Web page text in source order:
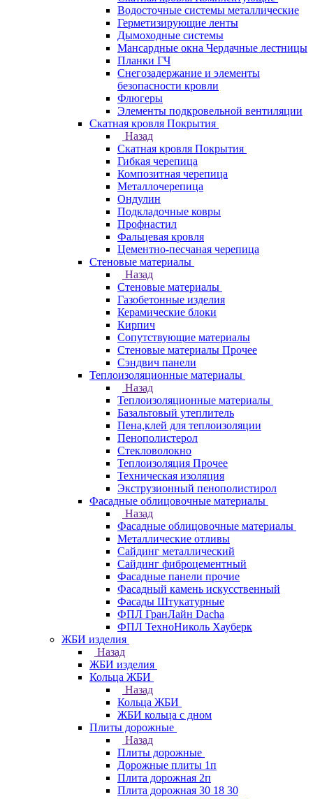
Водосточные системы металлические
Герметизирующие ленты
Дымоходные системы
Мансардные окна Чердачные лестницы
Планки ГЧ
Снегозадержание и элементы
безопасности кровли
Флюгеры
Элементы подкровельной вентиляции
Скатная кровля Покрытия
Назад
Скатная кровля Покрытия
Гибкая черепица
Композитная черепица
Металлочерепица
Ондулин
Подкладочные ковры
Профнастил
Фальцевая кровля
Цементно-песчаная черепица
Стеновые материалы
Назад
Стеновые материалы
Газобетонные изделия
Керамические блоки
Кирпич
Сопутствующие материалы
Стеновые материалы Прочее
Сэндвич панели
Теплоизоляционные материалы
Назад
Теплоизоляционные материалы
Базальтовый утеплитель
Пена,клей для теплоизоляции
Пенополистерол
Стекловолокно
Теплоизоляция Прочее
Техническая изоляция
Экструзионный пенополистирол
Фасадные облицовочные материалы
Назад
Фасадные облицовочные материалы
Металлические отливы
Сайдинг металлический
Сайдинг фиброцементный
Фасадные панели прочие
Фасадный камень искусственный
Фасады Штукатурные
ФПЛ ГранЛайн Dacha
ФПЛ ТехноНиколь Хауберк
ЖБИ изделия
Назад
ЖБИ изделия
Кольца ЖБИ
Назад
Кольца ЖБИ
ЖБИ кольца с дном
Плиты дорожные
Назад
Плиты дорожные
Дорожные плиты 1п
Плита дорожная 2п
Плита дорожная 30 18 30